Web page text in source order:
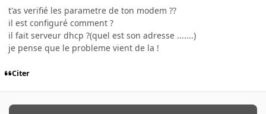
t'as verifié les parametre de ton modem ??
il est configuré comment ?
il fait serveur dhcp ?(quel est son adresse .......)
je pense que le probleme vient de la !
Citer